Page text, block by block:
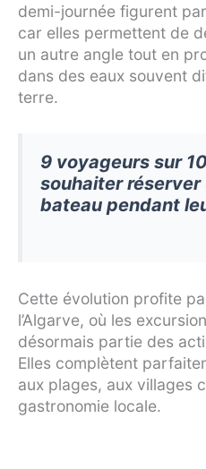
demi-journée figurent
car elles permettent de
un autre angle tout en
dans des eaux souvent
terre.
9 voyageurs sur
souhaiter réserver
bateau pendant
Cette évolution profite
l’Algarve, où les
désormais partie des
Elles complètent
aux plages, aux villages
gastronomie locale.